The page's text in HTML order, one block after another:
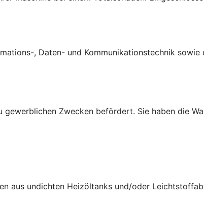
, Daten- und Kommunikationstechnik
Zwecken befördert. Sie haben die
aus undichten Heizöltanks und/oder